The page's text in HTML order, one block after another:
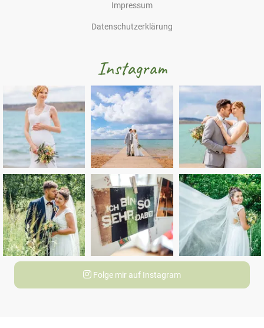
Impressum
Datenschutzerklärung
Instagram
Folge mir auf Instagram